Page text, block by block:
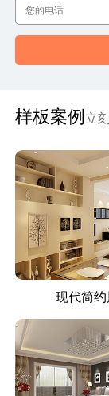
样板案例 立
现代简约